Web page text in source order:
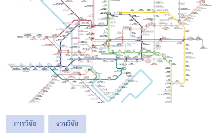
การวิจัย งานวิจัย